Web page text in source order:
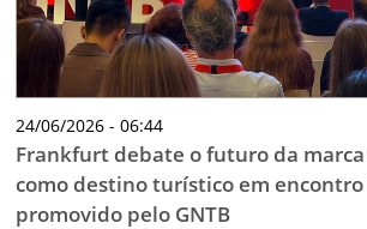
24/06/2026 - 06:44
Frankfurt debate o futuro da
como destino turístico em
promovido pelo GNTB